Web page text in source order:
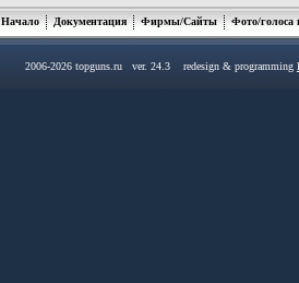
Начало Документация Фирмы/Сайты Фото/голоса
2006-2026 topguns.ru ver. 24.3 redesign & programming